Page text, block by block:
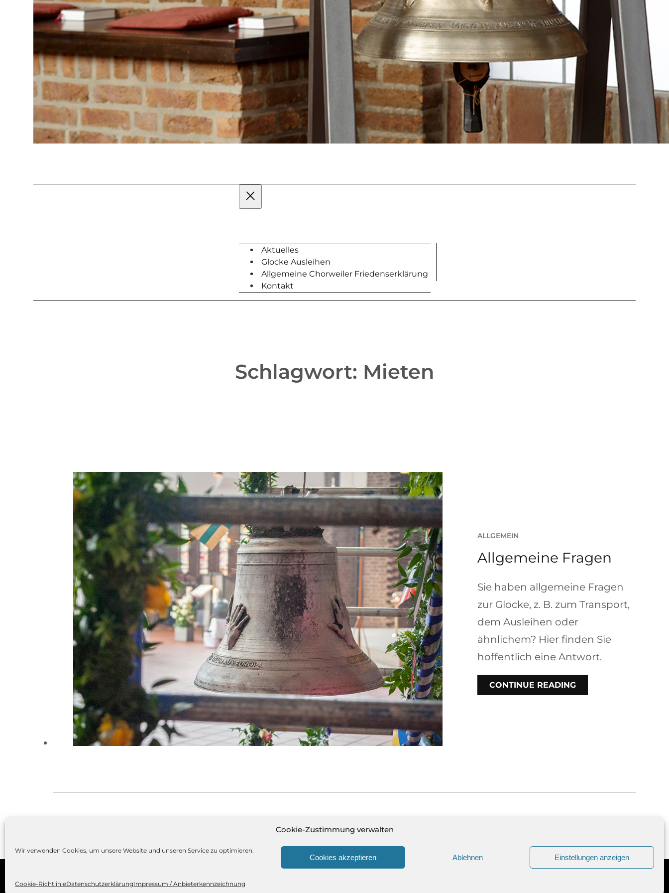
Cookie-Zustimmung verwalten
Wir verwenden Cookies, um unsere Website und unseren Service zu optimieren.
Cookies akzeptieren Ablehnen Einstellungen anzeigen
Cookie-RichtlinieDatenschutzerklärungImpressum / Anbieterkennzeichnung
Aktuelles
Glocke Ausleihen
Allgemeine Chorweiler Friedenserklärung
Kontakt
Schlagwort: Mieten
ALLGEMEIN
Allgemeine Fragen
Sie haben allgemeine Fragen
zur Glocke, z. B. zum Transport,
dem Ausleihen oder
ähnlichem? Hier finden Sie
hoffentlich eine Antwort.
CONTINUE READING
Copyright © 2023 Friedensglocke Chorweiler byCatch Themes